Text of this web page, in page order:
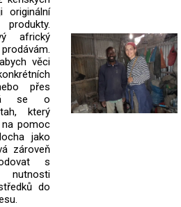
originální
africký
věci
přes
se o
který
pomoc
jako
zároveň
s
nutnosti
do